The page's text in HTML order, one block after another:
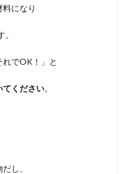
になり
れでOK！」と
てください。
し、